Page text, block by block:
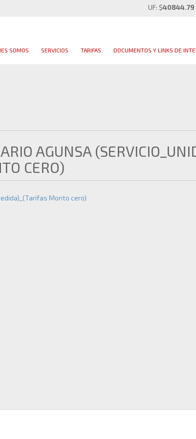
UF: $40844.79
SOMOS SERVICIOS TARIFAS DOCUMENTOS Y LINKS DE
AGUNSA
CERO)
Monto cero)